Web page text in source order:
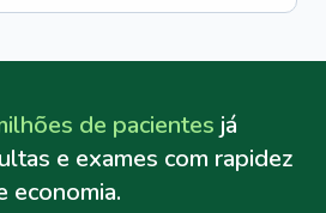
de pacientes já
e exames com rapidez
economia.